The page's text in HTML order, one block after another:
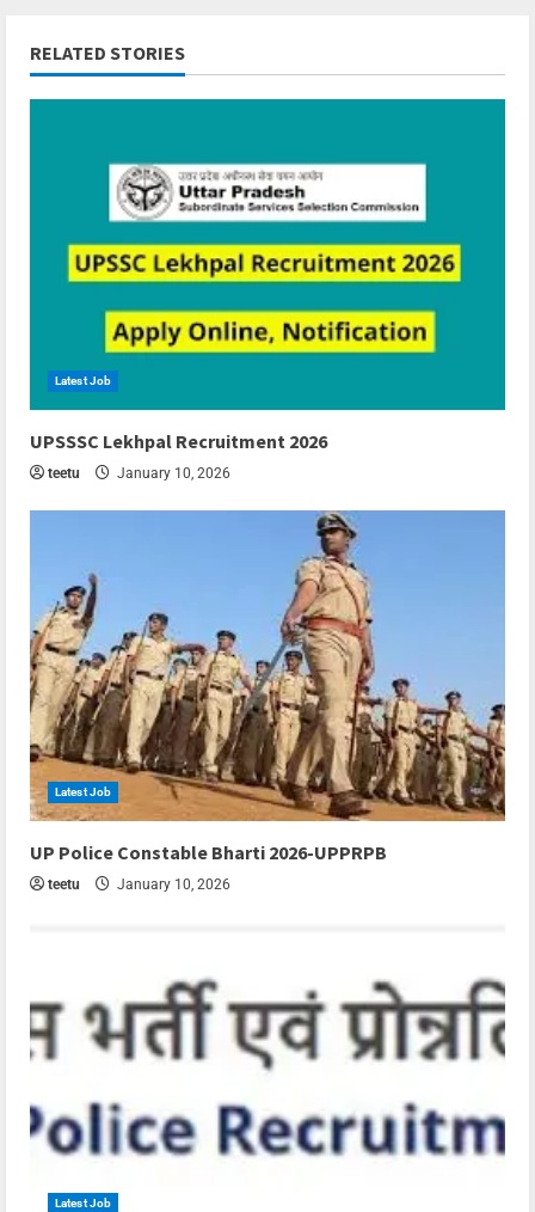
RELATED STORIES
Latest Job
UPSSSC Lekhpal Recruitment 2026
teetu January 10, 2026
Latest Job
UP Police Constable Bharti 2026-UPPRPB
teetu January 10, 2026
Latest Job